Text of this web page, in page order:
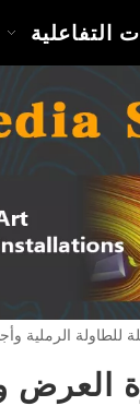
التفاعلية
للطاولة الرملية
العرض